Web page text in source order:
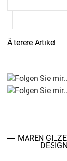
Älterere Artikel
MAREN